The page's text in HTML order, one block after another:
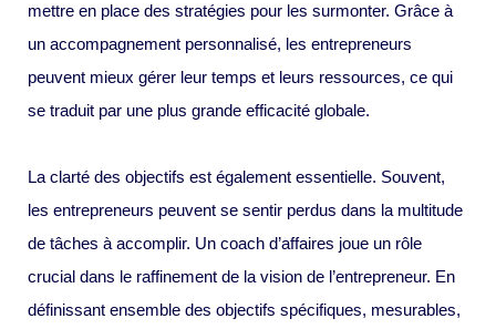
mettre en place des stratégies pour les surmonter. Grâce à
un accompagnement personnalisé, les entrepreneurs
peuvent mieux gérer leur temps et leurs ressources, ce qui
se traduit par une plus grande efficacité globale.
La clarté des objectifs est également essentielle. Souvent,
les entrepreneurs peuvent se sentir perdus dans la multitude
de tâches à accomplir. Un coach d’affaires joue un rôle
crucial dans le raffinement de la vision de l’entrepreneur. En
définissant ensemble des objectifs spécifiques, mesurables,